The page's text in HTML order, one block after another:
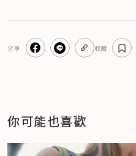
分享 收藏
你可能也喜歡